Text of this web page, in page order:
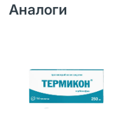
Аналоги